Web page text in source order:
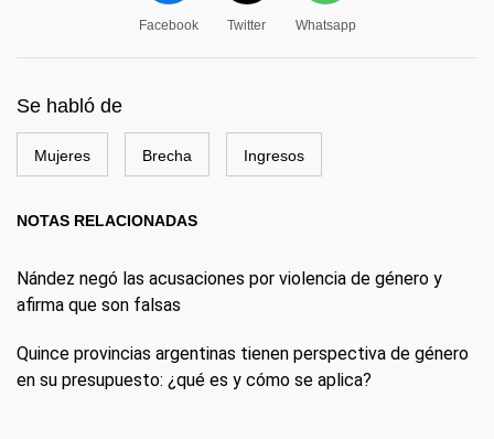
Facebook Twitter Whatsapp
Se habló de
Mujeres Brecha Ingresos
NOTAS RELACIONADAS
Nández negó las acusaciones por violencia de género y
afirma que son falsas
Quince provincias argentinas tienen perspectiva de género
en su presupuesto: ¿qué es y cómo se aplica?